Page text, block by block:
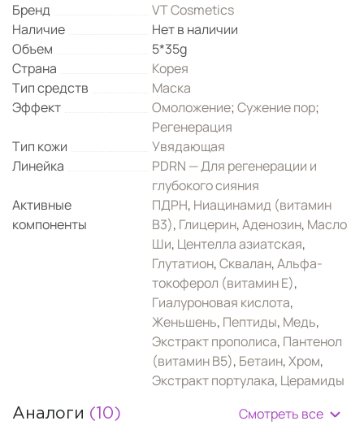
Бренд
VT Cosmetics
Наличие
Нет в наличии
Объем
5*35g
Страна
Корея
Тип средств
Маска
Эффект
Омоложение;Сужение пор;
Регенерация
Тип кожи
Увядающая
Линейка
PDRN — Для регенерации и
глубокого сияния
Активные
компоненты
ПДРН, Ниацинамид (витамин
B3), Глицерин,Аденозин, Масло
Ши, Центелла азиатская,
Глутатион,Сквалан,Альфа-
токоферол (витамин Е),
Гиалуроновая кислота,
Женьшень, Пептиды, Медь,
Экстракт прополиса, Пантенол
(витамин B5), Бетаин,Хром,
Экстракт портулака, Церамиды
Аналоги (10) Смотреть все